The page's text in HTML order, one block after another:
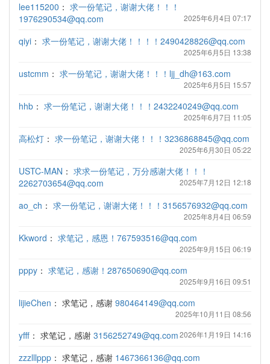
lee115200 ： 求一份笔记，谢谢大佬！！！
1976290534@qq.com
2025年6月4日 07:17
qiyi ： 求一份笔记，谢谢大佬！！！！2490428826@qq.com
2025年6月5日 13:38
ustcmm ： 求一份笔记，谢谢大佬！！！ljj_dh@163.com
2025年6月5日 15:57
hhb ： 求一份笔记，谢谢大佬！！！2432240249@qq.com
2025年6月7日 11:05
高松灯 ： 求一份笔记，谢谢大佬！！！3236868845@qq.com
2025年6月30日 05:22
USTC-MAN ： 求求一份笔记，万分感谢大佬！！！
2262703654@qq.com
2025年7月12日 12:18
ao_ch ： 求一份笔记，谢谢大佬！！！3156576932@qq.com
2025年8月4日 06:59
Kkword ： 求笔记，感恩！767593516@qq.com
2025年9月15日 06:19
pppy ： 求笔记，感谢！287650690@qq.com
2025年9月16日 09:51
lijieChen ： 求笔记，感谢 980464149@qq.com
2025年10月11日 08:56
yfff ： 求笔记，感谢 3156252749@qq.com2026年1月19日 14:16
zzzlllppp ： 求笔记，感谢 1467366136@qq.com